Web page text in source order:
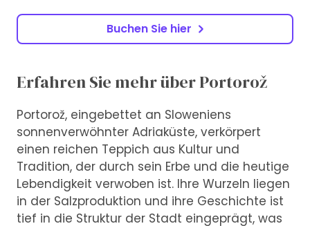
Buchen Sie hier
Erfahren Sie mehr über Portorož
Portorož, eingebettet an Sloweniens
sonnenverwöhnter Adriaküste, verkörpert
einen reichen Teppich aus Kultur und
Tradition, der durch sein Erbe und die heutige
Lebendigkeit verwoben ist. Ihre Wurzeln liegen
in der Salzproduktion und ihre Geschichte ist
tief in die Struktur der Stadt eingeprägt, was